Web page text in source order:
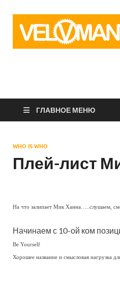
ГЛАВНОЕ МЕНЮ
WHO IS WHO
Плей-лист
На что залипает Мик Ханна…..слушаем,
Начинаем с 10-ой ком
Be Yourself
Хорошее название и смысловая нагрузка